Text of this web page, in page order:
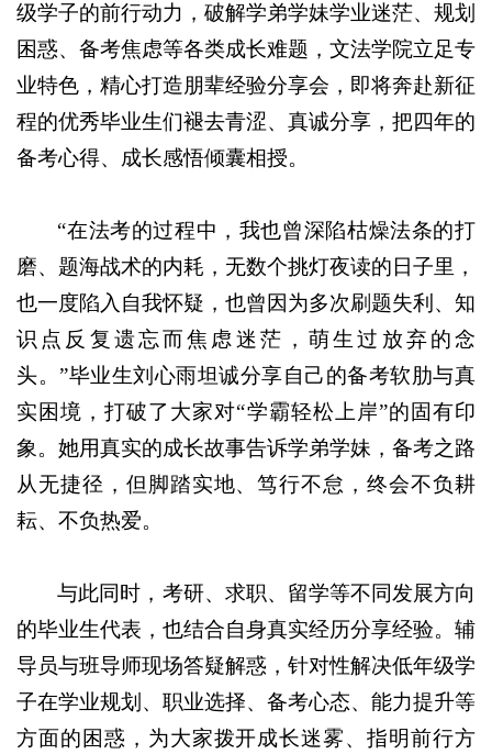
级学子的前行动力，破解学弟学妹学业迷茫、规划
困惑、备考焦虑等各类成长难题，文法学院立足专
业特色，精心打造朋辈经验分享会，即将奔赴新征
程的优秀毕业生们褪去青涩、真诚分享，把四年的
备考心得、成长感悟倾囊相授。
“在法考的过程中，我也曾深陷枯燥法条的打
磨、题海战术的内耗，无数个挑灯夜读的日子里，
也一度陷入自我怀疑，也曾因为多次刷题失利、知
识点反复遗忘而焦虑迷茫，萌生过放弃的念
头。”毕业生刘心雨坦诚分享自己的备考软肋与真
实困境，打破了大家对“学霸轻松上岸”的固有印
象。她用真实的成长故事告诉学弟学妹，备考之路
从无捷径，但脚踏实地、笃行不怠，终会不负耕
耘、不负热爱。
与此同时，考研、求职、留学等不同发展方向
的毕业生代表，也结合自身真实经历分享经验。辅
导员与班导师现场答疑解惑，针对性解决低年级学
子在学业规划、职业选择、备考心态、能力提升等
方面的困惑，为大家拨开成长迷雾、指明前行方